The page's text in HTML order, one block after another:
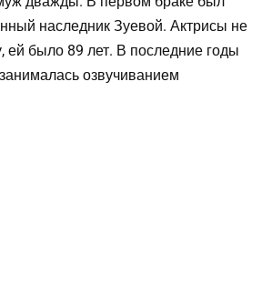
наследник Зуевой. Актрисы не
ей было 89 лет. В последние годы
озвучиванием